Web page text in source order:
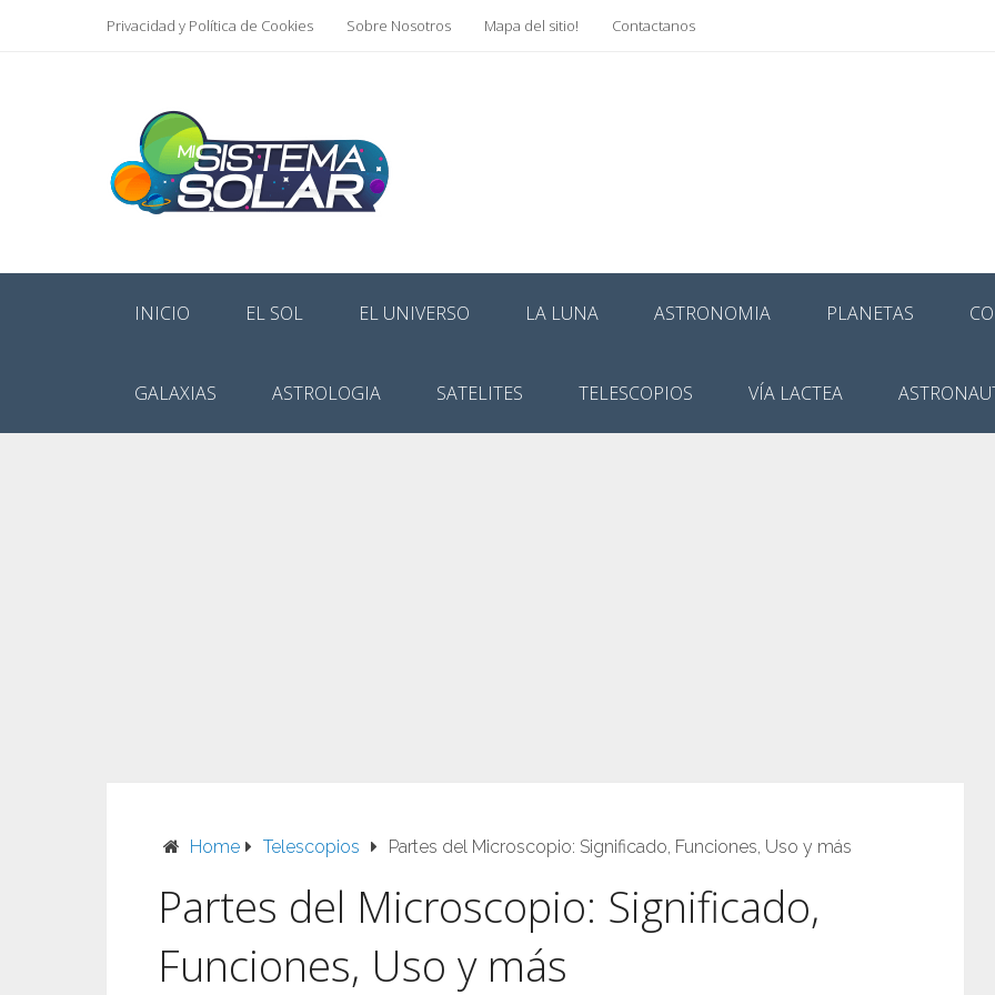
Privacidad y Política de Cookies Sobre Nosotros Mapa del sitio! Contactanos
INICIO EL SOL EL UNIVERSO LA LUNA ASTRONOMIA PLANETAS
GALAXIAS ASTROLOGIA SATELITES TELESCOPIOS VÍA LACTEA
Home Telescopios Partes del Microscopio: Significado, Funciones, Uso y más
Partes del Microscopio: Significado,
Funciones, Uso y más